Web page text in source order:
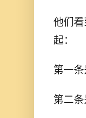
他们
起：
第一条
第二